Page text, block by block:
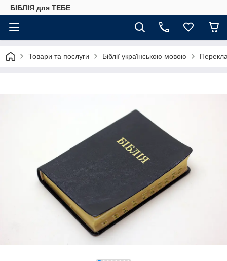
БІБЛІЯ для ТЕБЕ
Товари та послуги Біблії українською мовою